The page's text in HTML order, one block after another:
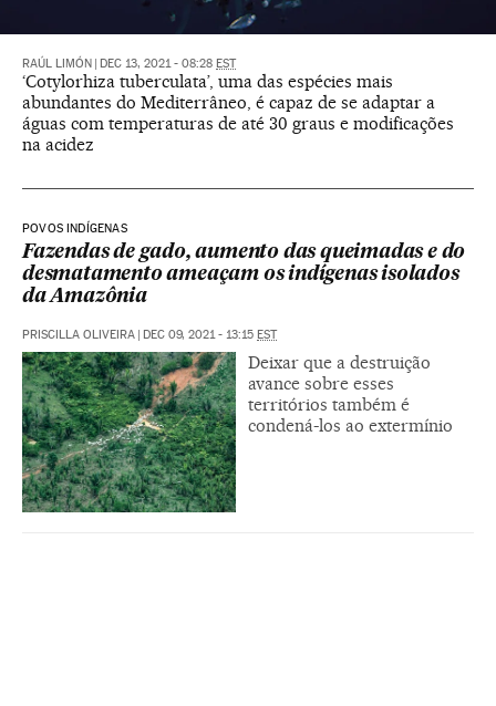
RAÚL LIMÓN DEC 13, 2021 - 08:28 EST
‘Cotylorhiza tuberculata’, uma das espécies mais
abundantes do Mediterrâneo, é capaz de se adaptar a
águas com temperaturas de até 30 graus e modificações
na acidez
POVOS INDÍGENAS
Fazendas de gado, aumento das queimadas e do
desmatamento ameaçam os indígenas isolados
da Amazônia
PRISCILLA OLIVEIRA DEC 09, 2021 - 13:15 EST
Deixar que a destruição
avance sobre esses
territórios também é
condená-los ao extermínio